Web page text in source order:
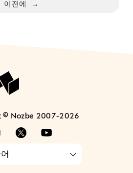
이전에 →
© Nozbe 2007-2026